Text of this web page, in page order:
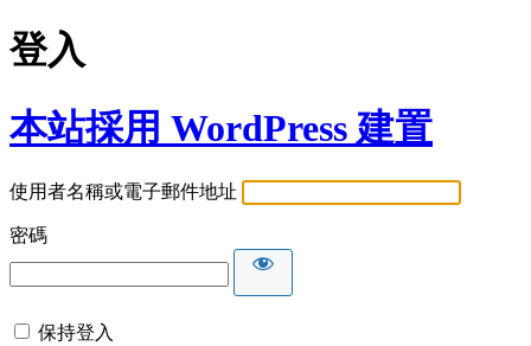
登入
本站採用 WordPress 建置
使用者名稱或電子郵件地址
密碼
保持登入